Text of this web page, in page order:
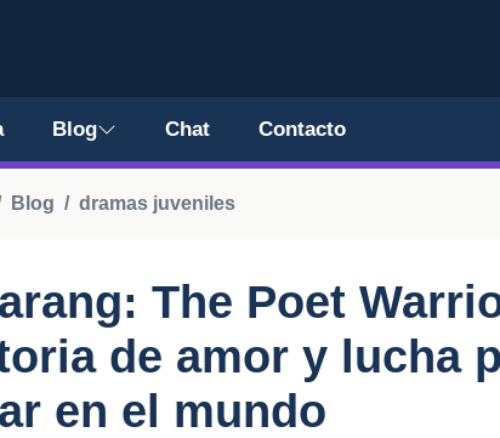
Blog Chat Contacto
Blog dramas juveniles
The Poet
de amor y lucha
en el mundo